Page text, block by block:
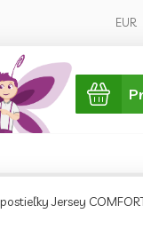
EUR
Jersey